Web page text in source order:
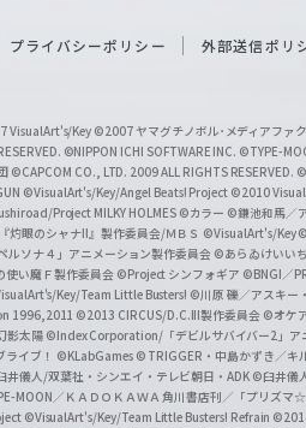
プライバシーポリシー 外部送信ポリ
VisualArt's/Key ©2007 ヤマグチノボル･メディアファ
©NIPPON ICHI SOFTWARE INC. ©TYPE-
©CAPCOM CO., LTD. 2009 ALL RIGHTS RESERVED.
©VisualArt's/Key/Angel Beats! Project ©2010
Project MILKY HOLMES ©カラー ©鎌池和馬／
灼眼のシャナII』製作委員会/ＭＢＳ ©VisualArt's/Key
ソナ４」アニメーション製作委員会 ©あらゐけいい
使い魔Ｆ製作委員会 ©Project シンフォギア ©BNGI／
Key/Team Little Busters! ©川原 礫／アスキー
1996,2011 ©2013 CIRCUS/D.C.III製作委員会 ©オケ
影太陽 ©Index Corporation/「デビルサバイバー2」ア
イブ！ ©KLabGames © TRIGGER・中島かずき／キ
井儀人/双葉社・シンエイ・テレビ朝日・ADK ©臼井儀
MOON／ＫＡＤＯＫＡＷＡ 角川書店刊／「プリズマ
©VisualArt's/Key/Team Little Busters! Refrain